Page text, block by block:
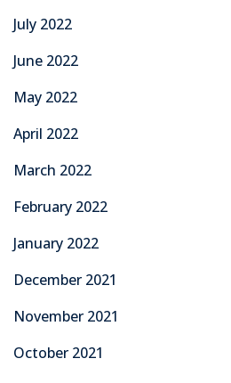
July 2022
June 2022
May 2022
April 2022
March 2022
February 2022
January 2022
December 2021
November 2021
October 2021